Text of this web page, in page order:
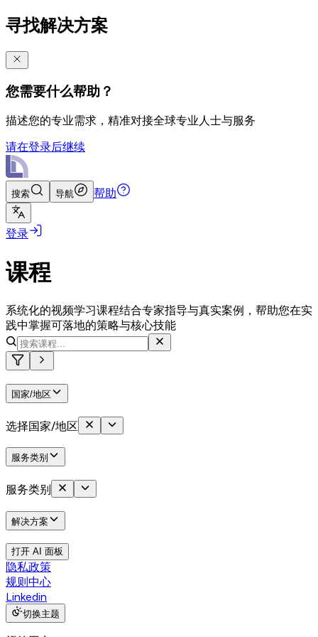
寻找解决方案
您需要什么帮助？
描述您的专业需求，精准对接全球专业人士与服务
请在登录后继续
搜索 导航 帮助
登录
课程
系统化的视频学习课程结合专家指导与真实案例，帮助您在实
践中掌握可落地的策略与核心技能
国家/地区
选择国家/地区
服务类别
服务类别
解决方案
打开 AI 面板
隐私政策
规则中心
Linkedin
切换主题